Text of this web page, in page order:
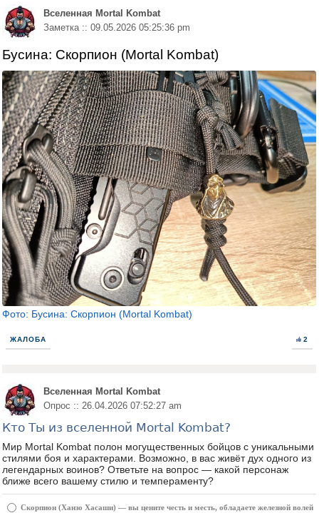
Вселенная Mortal Kombat
Заметка :: 09.05.2026 05:25:36 pm
Бусина: Скорпион (Mortal Kombat)
Фото: Бусина: Скорпион (Mortal Kombat)
ЖАЛОБА 2
Вселенная Mortal Kombat
Опрос :: 26.04.2026 07:52:27 am
Кто Ты из вселенной Mortal Kombat?
Мир Mortal Kombat полон могущественных бойцов с уникальными
стилями боя и характерами. Возможно, в вас живёт дух одного из
легендарных воинов? Ответьте на вопрос — какой персонаж
ближе всего вашему стилю и темпераменту?
Скорпион (Ханзо Хасаши) — вы цените честь и месть, обладаете железной волей